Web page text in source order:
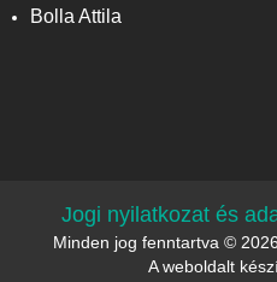
Bolla Attila
Jogi nyilatkozat és
Minden jog fenntartva ©
A weboldalt